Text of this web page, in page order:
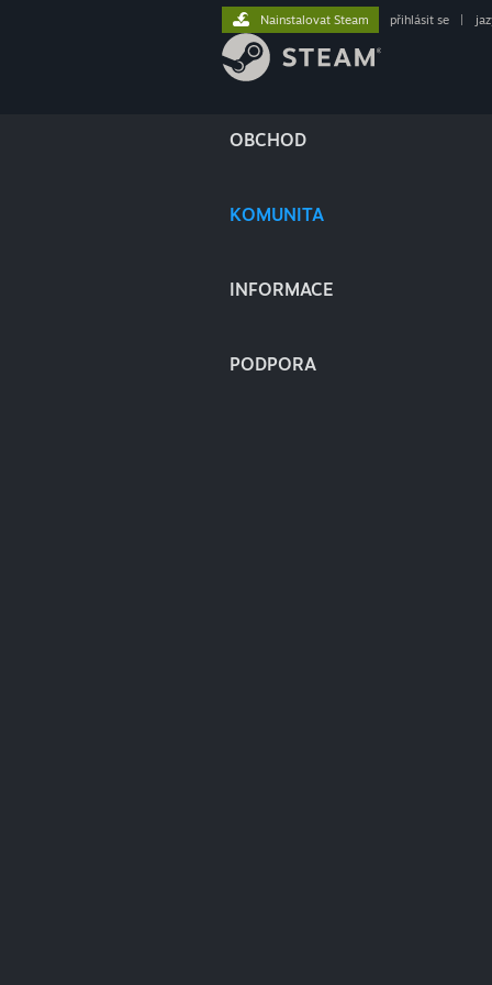
OBCHOD
KOMUNITA
INFORMACE
PODPORA
Nainstalovat Steam přihlásit se